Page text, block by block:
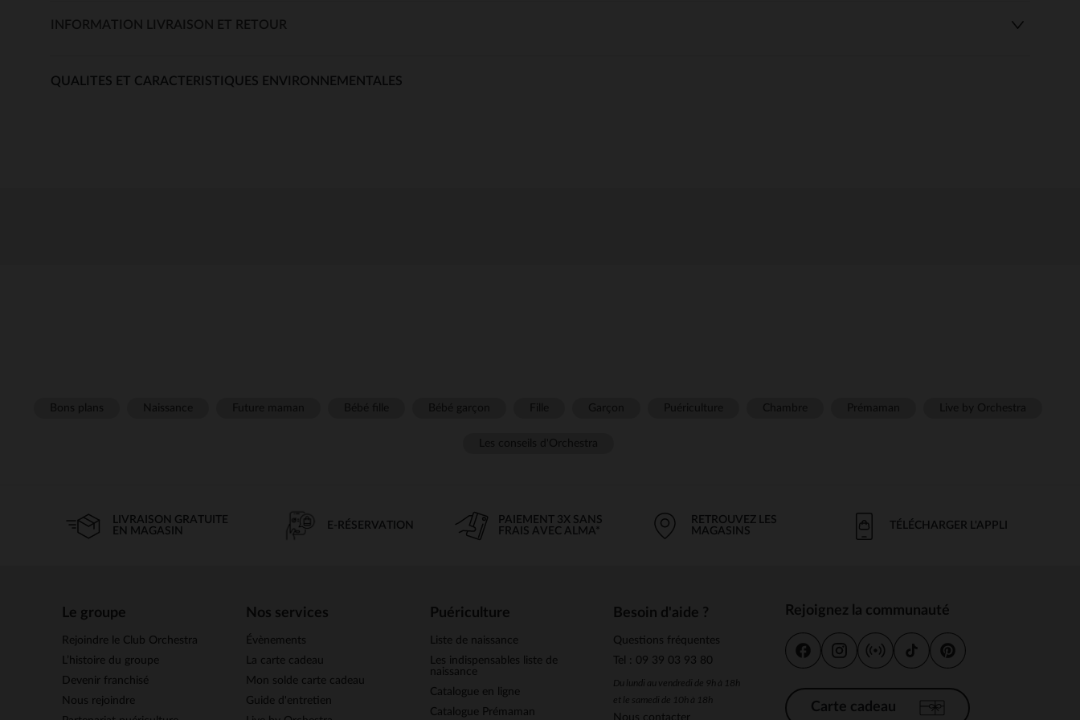
INFORMATION LIVRAISON ET RETOUR
QUALITES ET CARACTERISTIQUES ENVIRONNEMENTALES
LIVRAISON GRATUITE
EN MAGASIN
E-RÉSERVATION
PAIEMENT 3X SANS
FRAIS AVEC ALMA*
RETROUVEZ LES
MAGASINS
TÉLÉCHARGER L'APPLI
Le groupe
Rejoindre le Club Orchestra
L’histoire du groupe
Devenir franchisé
Nous rejoindre
Nos services
Évènements
La carte cadeau
Mon solde carte cadeau
Guide d'entretien
Puériculture
Liste de naissance
Les indispensables liste de
naissance
Catalogue en ligne
Catalogue Prémaman
Besoin d'aide ?
Questions fréquentes
Tel : 09 39 03 93 80
Du lundi au vendredi de 9h à 18h
et le samedi de 10h à 18h
Nous contacter
Rejoignez la communauté
Carte cadeau